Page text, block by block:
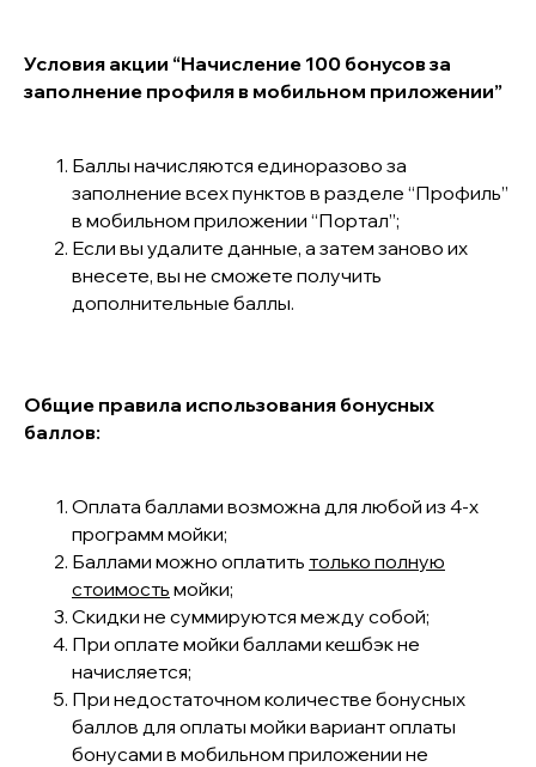
Условия акции “Начисление 100 бонусов за
заполнение профиля в мобильном приложении”
Баллы начисляются единоразово за
заполнение всех пунктов в разделе “Профиль”
в мобильном приложении “Портал”;
Если вы удалите данные, а затем заново их
внесете, вы не сможете получить
дополнительные баллы.
Общие правила использования бонусных
баллов:
Оплата баллами возможна для любой из 4-х
программ мойки;
Баллами можно оплатить только полную
стоимость мойки;
Скидки не суммируются между собой;
При оплате мойки баллами кешбэк не
начисляется;
При недостаточном количестве бонусных
баллов для оплаты мойки вариант оплаты
бонусами в мобильном приложении не